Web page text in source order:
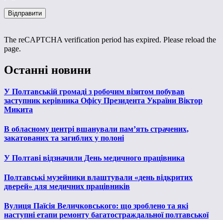
The reCAPTCHA verification period has expired. Please reload the
page.
Останні новини
У Полтавській громаді з робочим візитом побував
заступник керівника Офісу Президента України Віктор
Микита
В обласному центрі вшанували пам’ять страчених,
закатованих та загиблих у полоні
У Полтаві відзначили День медичного працівника
Полтавські музейники влаштували «день відкритих
дверей» для медичних працівників
Вулиця Паїсія Величковського: що зроблено та які
наступні етапи ремонту багатостраждальної полтавської